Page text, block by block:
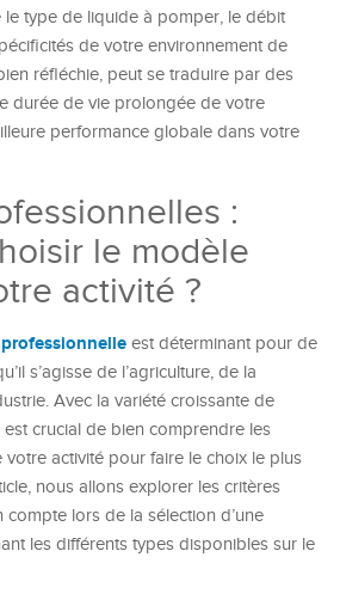
le type de liquide à pomper, le débit
de votre environnement de
réfléchie, peut se traduire par des
durée de vie prolongée de votre
performance globale dans votre
:
le modèle
activité ?
est déterminant pour de
s’agisse de l’agriculture, de la
Avec la variété croissante de
crucial de bien comprendre les
activité pour faire le choix le plus
nous allons explorer les critères
lors de la sélection d’une
les différents types disponibles sur le